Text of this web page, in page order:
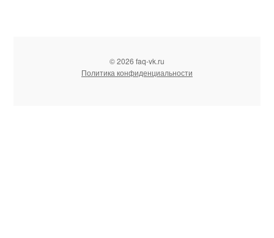
© 2026 faq-vk.ru
Политика конфиденциальности